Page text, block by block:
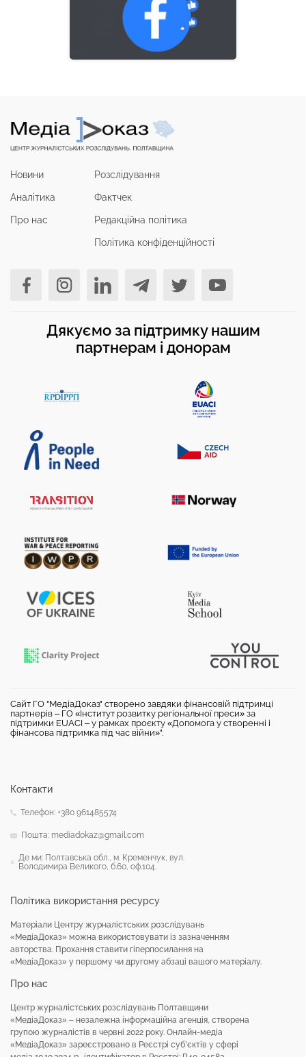
Новини
Аналітика
Про нас
Розслідування
Фактчек
Редакційна політика
Політика конфіденційності
Дякуємо за підтримку нашим
партнерам і донорам
Сайт ГО "МедіаДоказ" створено завдяки фінансовій підтримці
партнерів – ГО «Інститут розвитку регіональної преси» за
підтримки EUACI – у рамках проєкту «Допомога у створенні і
фінансова підтримка під час війни»".
Про нас
Центр журналістських розслідувань Полтавщини
«МедіаДоказ» – незалежна інформаційна агенція, створена
групою журналістів в червні 2022 року. Онлайн-медіа
«МедіаДоказ» зареєстровано в Реєстрі суб’єктів у сфері
Політика використання ресурсу
Матеріали Центру журналістських розслідувань
«МедіаДоказ» можна використовувати із зазначенням
авторства. Прохання ставити гіперпосилання на
«МедіаДоказ» у першому чи другому абзаці вашого матеріалу.
Контакти
Телефон: +380 961485574
Пошта: mediadokaz@gmail.com
Де ми: Полтавська обл., м. Кременчук, вул.
Володимира Великого, б.60, оф.104.